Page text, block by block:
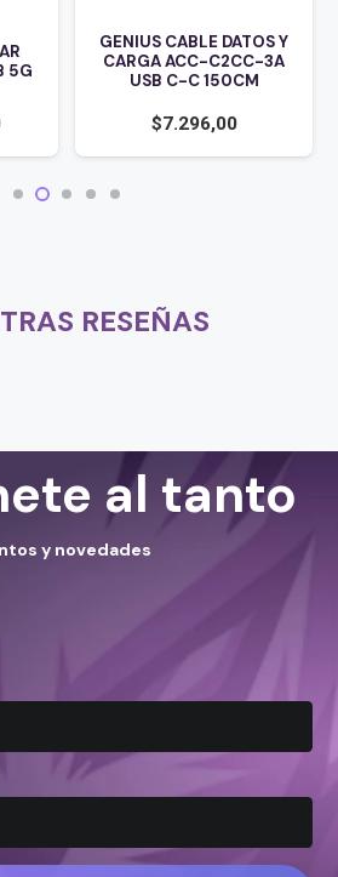
DATOS Y
C2CC-3A
150CM
512GB NEGRO
$2.234.179,00
RESEÑAS
al tanto
y novedades